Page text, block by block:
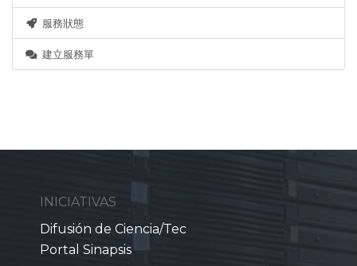
服務狀態
建立服務單
INICIATIVAS
Difusión de Ciencia/Tec
Portal Sinapsis